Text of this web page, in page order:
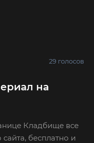
29 голосов
на
Кладбище все
бесплатно и